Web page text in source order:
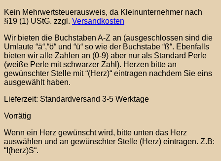
war:
12,50 €
ist:
10,00 €.
Kein Mehrwertsteuerausweis, da Kleinunternehmer nach
§19 (1) UStG. zzgl. Versandkosten
Wir bieten die Buchstaben A-Z an (ausgeschlossen sind die
Umlaute “ä“,“ö“ und “ü“ so wie der Buchstabe “ß“. Ebenfalls
bieten wir alle Zahlen an (0-9) aber nur als Standard Perle
(weiße Perle mit schwarzer Zahl). Herzen bitte an
gewünschter Stelle mit “(Herz)“ eintragen nachdem Sie eins
ausgewählt haben.
Lieferzeit: Standardversand 3-5 Werktage
Vorrätig
Wenn ein Herz gewünscht wird, bitte unten das Herz
auswählen und an gewünschter Stelle (Herz) eintragen. Z.B:
“I(herz)S“.